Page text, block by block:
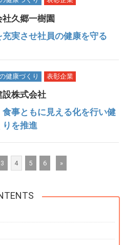
社久郷一樹園
充実させ社員の健康を守る
健康づくり 表彰企業
設株式会社
食事ともに見える化を行い健
りを推進
3 4 5 6 »